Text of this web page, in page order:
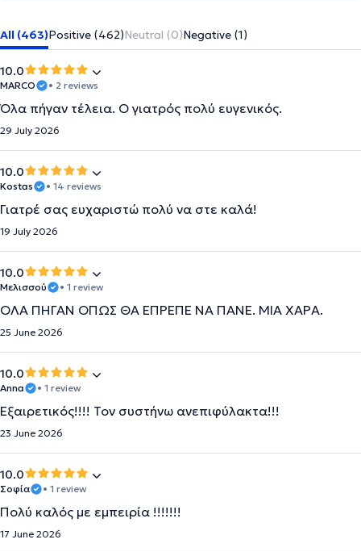
All (463)Positive (462)Neutral (0)Negative (1)
10.0
MARCO • 2 reviews
Όλα πήγαν τέλεια. Ο γιατρός πολύ ευγενικός.
29 July 2026
10.0
Kostas • 14 reviews
Γιατρέ σας ευχαριστώ πολύ να στε καλά!
19 July 2026
10.0
Μελισσού • 1 review
ΟΛΑ ΠΗΓΑΝ ΟΠΩΣ ΘΑ ΕΠΡΕΠΕ ΝΑ ΠΑΝΕ. ΜΙΑ ΧΑΡΑ.
25 June 2026
10.0
Anna • 1 review
Εξαιρετικός!!!! Τον συστήνω ανεπιφύλακτα!!!
23 June 2026
10.0
Σοφία • 1 review
Πολύ καλός με εμπειρία !!!!!!!
17 June 2026